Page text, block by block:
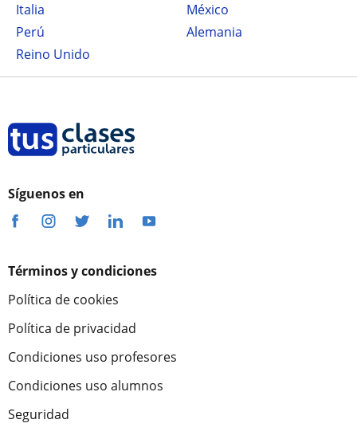
Italia
México
Perú
Alemania
Reino Unido
Síguenos en
Términos y condiciones
Política de cookies
Política de privacidad
Condiciones uso profesores
Condiciones uso alumnos
Seguridad